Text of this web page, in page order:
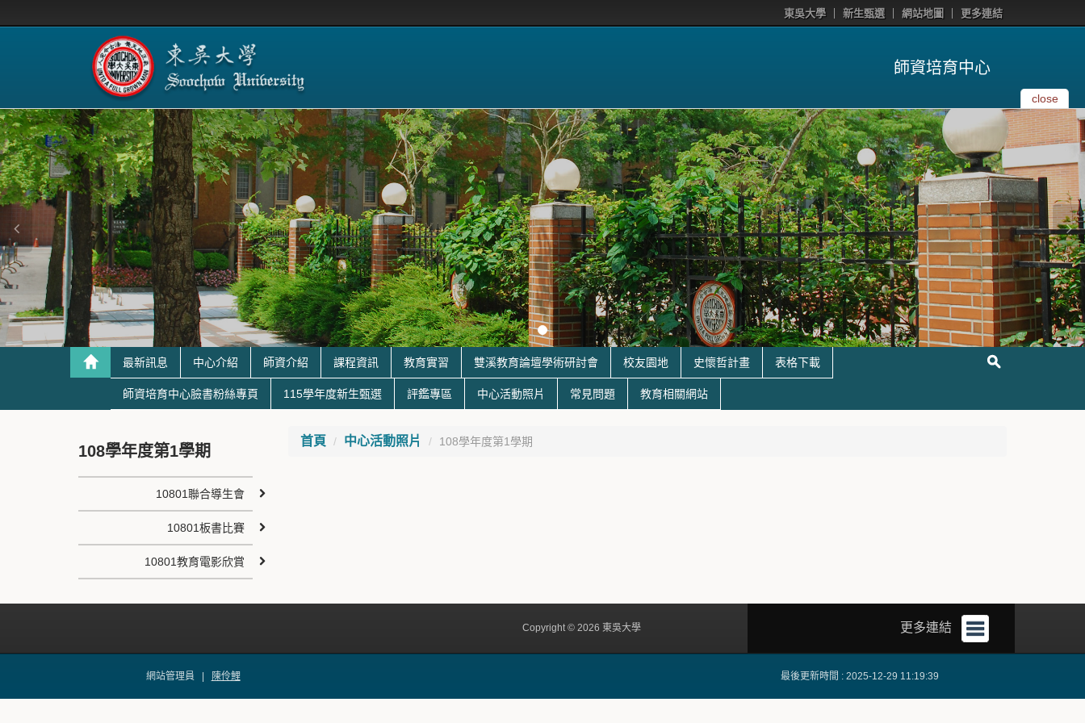
東吳大學 新生甄選 網站地圖 更多連結
師資培育中心
close
最新訊息 中心介紹 師資介紹 課程資訊 教育實習 雙溪教育論壇學術研討會 校友園地 史懷哲計畫 表格下載
師資培育中心臉書粉絲專頁 115學年度新生甄選 評鑑專區 中心活動照片 常見問題 教育相關網站
首頁 中心活動照片 108學年度第1學期
108學年度第1學期
10801聯合導生會
10801板書比賽
10801教育電影欣賞
更多連結
Copyright © 2026 東吳大學
網站管理員 | 陳伶鯉 最後更新時間 : 2025-12-29 11:19:39